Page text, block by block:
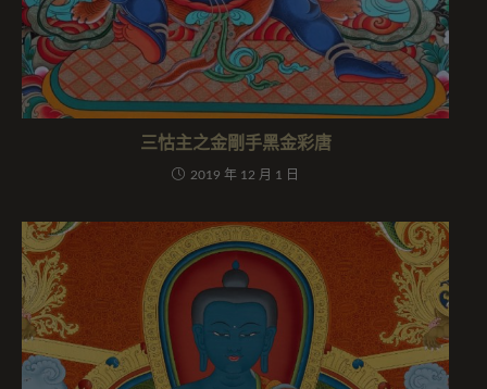
三怙主之金剛手黑金彩唐
2019 年 12 月 1 日